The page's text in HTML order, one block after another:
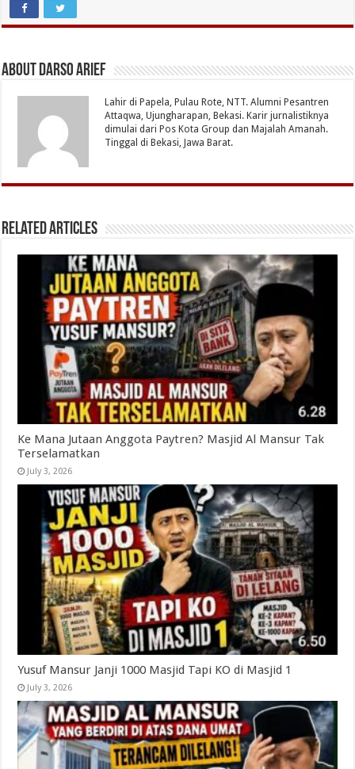
About Darso Arief
Lahir di Papela, Pulau Rote, NTT. Alumni Pesantren
Attaqwa, Ujungharapan, Bekasi. Karir jurnalistiknya
dimulai dari Pos Kota Group dan Majalah Amanah.
Tinggal di Bekasi, Jawa Barat.
Related Articles
Ke Mana Jutaan Anggota Paytren? Masjid Al Mansur Tak
Terselamatkan
July 3, 2026
Yusuf Mansur Janji 1000 Masjid Tapi KO di Masjid 1
July 3, 2026